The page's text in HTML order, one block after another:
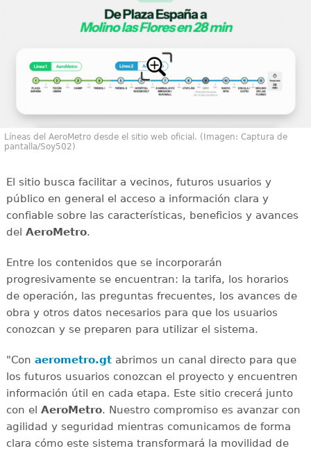
Líneas del AeroMetro desde el sitio web oficial. (Imagen: Captura de
pantalla/Soy502)
El sitio busca facilitar a vecinos, futuros usuarios y
público en general el acceso a información clara y
confiable sobre las características, beneficios y avances
del AeroMetro.
Entre los contenidos que se incorporarán
progresivamente se encuentran: la tarifa, los horarios
de operación, las preguntas frecuentes, los avances de
obra y otros datos necesarios para que los usuarios
conozcan y se preparen para utilizar el sistema.
"Con aerometro.gtabrimos un canal directo para que
los futuros usuarios conozcan el proyecto y encuentren
información útil en cada etapa. Este sitio crecerá junto
con el AeroMetro. Nuestro compromiso es avanzar con
agilidad y seguridad mientras comunicamos de forma
clara cómo este sistema transformará la movilidad de